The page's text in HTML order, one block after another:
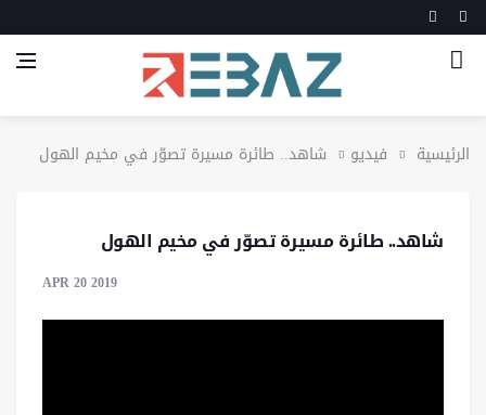
الرئيسية فيديو شاهد.. طائرة مسيرة تصوّر في مخيم الهول
شاهد.. طائرة مسيرة تصوّر في مخيم الهول
APR 20 2019